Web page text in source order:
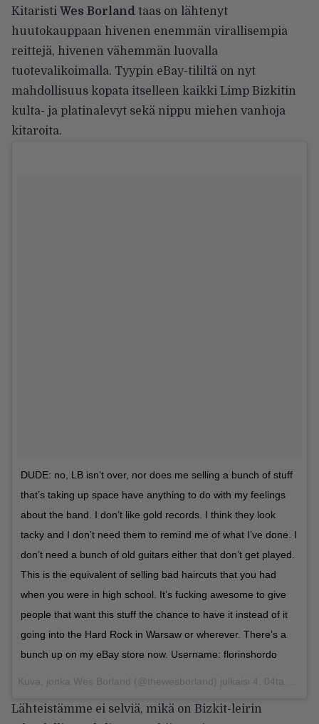
Kitaristi Wes Borland taas on lähtenyt
huutokauppaan hivenen enemmän virallisempia
reittejä, hivenen vähemmän luovalla
tuotevalikoimalla. Tyypin eBay-tililtä on nyt
mahdollisuus kopata itselleen kaikki Limp Bizkitin
kulta- ja platinalevyt sekä nippu miehen vanhoja
kitaroita.
DUDE: no, LB isn’t over, nor does me selling a bunch of stuff
that’s taking up space have anything to do with my feelings
about the band. I don’t like gold records. I think they look
tacky and I don’t need them to remind me of what I’ve done. I
don’t need a bunch of old guitars either that don’t get played.
This is the equivalent of selling bad haircuts that you had
when you were in high school. It’s fucking awesome to give
people that want this stuff the chance to have it instead of it
going into the Hard Rock in Warsaw or wherever. There’s a
bunch up on my eBay store now. Username: florinshordo
Kuva, jonka Wes Borland (@thewesborland) julkaisi 4. 04ta 2016 klo 14.33 PDT
Lähteistämme ei selviä, mikä on Bizkit-leirin